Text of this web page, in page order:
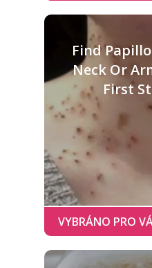
Find
Neck Or
First